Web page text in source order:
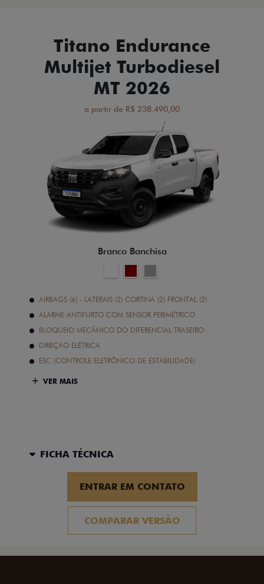
Titano Endurance
Multijet Turbodiesel
MT 2026
a partir de R$ 238.490,00
Branco Banchisa
AIRBAGS (6) - LATERAIS (2) CORTINA (2) FRONTAL (2)
ALARME ANTIFURTO COM SENSOR PERIMÉTRICO
BLOQUEIO MECÂNICO DO DIFERENCIAL TRASEIRO
DIREÇÃO ELÉTRICA
ESC (CONTROLE ELETRÔNICO DE ESTABILIDADE)
VER MAIS
FICHA TÉCNICA
ENTRAR EM CONTATO
COMPARAR VERSÃO